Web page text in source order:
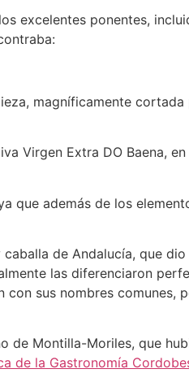
excelentes ponentes,
magníficamente
Virgen Extra DO Baena,
que además de los
de Andalucía, que
las diferenciaron
sus nombres comunes,
de Montilla-Moriles, que
de la Gastronomía